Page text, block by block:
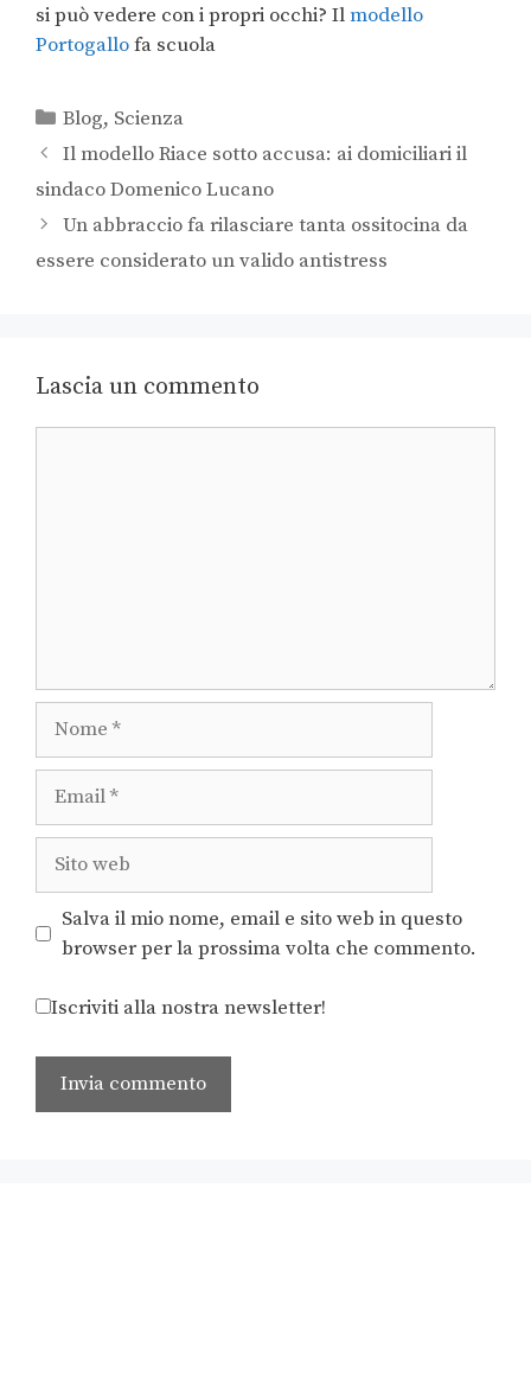
si può vedere con i propri occhi? Ilmodello
Portogallofa scuola
Blog, Scienza
Il modello Riace sotto accusa: ai domiciliari il
sindaco Domenico Lucano
Un abbraccio fa rilasciare tanta ossitocina da
essere considerato un valido antistress
Lascia un commento
Salva il mio nome, email e sito web in questo
browser per la prossima volta che commento.
Iscriviti alla nostra newsletter!